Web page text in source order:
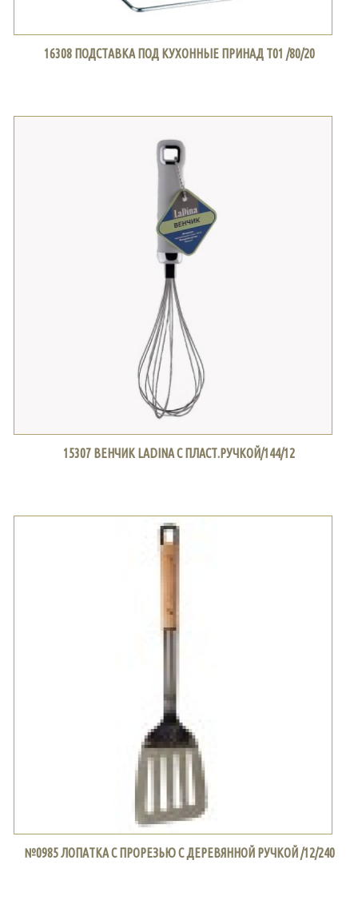
16308 ПОДСТАВКА ПОД КУХОННЫЕ ПРИНАД Т01 /80/20
15307 ВЕНЧИК LADINA С ПЛАСТ.РУЧКОЙ/144/12
№0985 ЛОПАТКА С ПРОРЕЗЬЮ С ДЕРЕВЯННОЙ РУЧКОЙ /12/240